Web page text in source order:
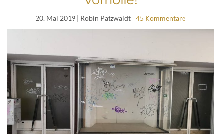
20. Mai 2019 | Robin Patzwaldt 45 Kommentare